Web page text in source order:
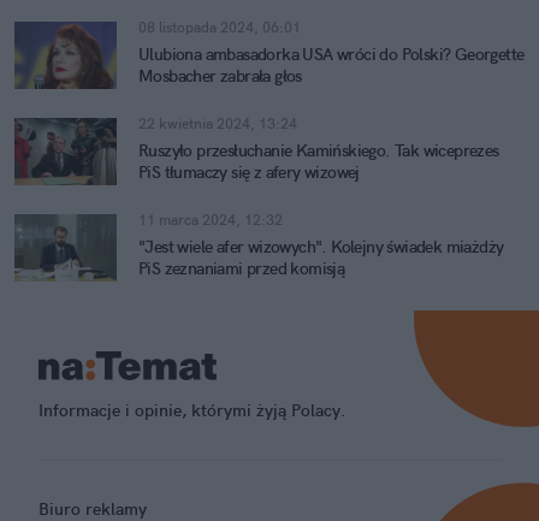
08 listopada 2024, 06:01
Ulubiona ambasadorka USA wróci do Polski? Georgette
Mosbacher zabrała głos
22 kwietnia 2024, 13:24
Ruszyło przesłuchanie Kamińskiego. Tak wiceprezes
PiS tłumaczy się z afery wizowej
11 marca 2024, 12:32
"Jest wiele afer wizowych". Kolejny świadek miażdży
PiS zeznaniami przed komisją
Informacje i opinie, którymi żyją Polacy.
Biuro reklamy